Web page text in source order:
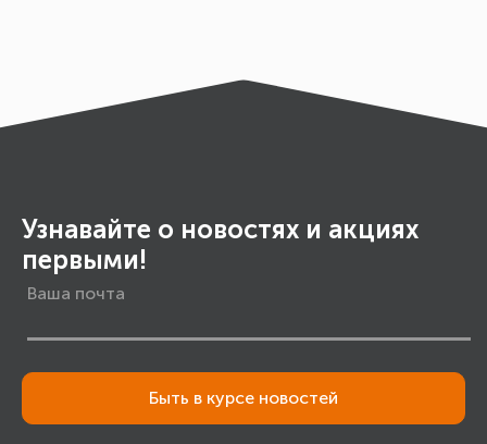
Узнавайте о новостях и акциях
первыми!
Быть в курсе новостей